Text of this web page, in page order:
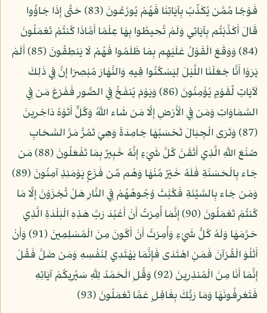
فَوْجًا مِّمَّن يُكَذِّبُ بِآيَاتِنَا فَهُمْ يُوزَعُونَ (83) حَتَّى إِذَا جَاؤُوا
قَالَ أَكَذَّبْتُم بِآيَاتِي وَلَمْ تُحِيطُوا بِهَا عِلْمًا أَمَّاذَا كُنتُمْ تَعْمَلُونَ
(84) وَوَقَعَ الْقَوْلُ عَلَيْهِم بِمَا ظَلَمُوا فَهُمْ لَا يَنطِقُونَ (85) أَلَمْ
يَرَوْا أَنَّا جَعَلْنَا اللَّيْلَ لِيَسْكُنُوا فِيهِ وَالنَّهَارَ مُبْصِرًا إِنَّ فِي ذَلِكَ
لَآيَاتٍ لِّقَوْمٍ يُؤْمِنُونَ (86) وَيَوْمَ يُنفَخُ فِي الصُّورِ فَفَزِعَ مَن فِي
السَّمَاوَاتِ وَمَن فِي الْأَرْضِ إِلَّا مَن شَاء اللَّهُ وَكُلٌّ أَتَوْهُ دَاخِرِينَ
(87) وَتَرَى الْجِبَالَ تَحْسَبُهَا جَامِدَةً وَهِيَ تَمُرُّ مَرَّ السَّحَابِ
صُنْعَ اللَّهِ الَّذِي أَتْقَنَ كُلَّ شَيْءٍ إِنَّهُ خَبِيرٌ بِمَا تَفْعَلُونَ (88) مَن
جَاء بِالْحَسَنَةِ فَلَهُ خَيْرٌ مِّنْهَا وَهُم مِّن فَزَعٍ يَوْمَئِذٍ آمِنُونَ (89)
وَمَن جَاء بِالسَّيِّئَةِ فَكُبَّتْ وُجُوهُهُمْ فِي النَّارِ هَلْ تُجْزَوْنَ إِلَّا مَا
كُنتُمْ تَعْمَلُونَ (90) إِنَّمَا أُمِرْتُ أَنْ أَعْبُدَ رَبَّ هَذِهِ الْبَلْدَةِ الَّذِي
حَرَّمَهَا وَلَهُ كُلُّ شَيْءٍ وَأُمِرْتُ أَنْ أَكُونَ مِنَ الْمُسْلِمِينَ (91) وَأَنْ
أَتْلُوَ الْقُرْآنَ فَمَنِ اهْتَدَى فَإِنَّمَا يَهْتَدِي لِنَفْسِهِ وَمَن ضَلَّ فَقُلْ
إِنَّمَا أَنَا مِنَ الْمُنذِرِينَ (92) وَقُلِ الْحَمْدُ لِلَّهِ سَيُرِيكُمْ آيَاتِهِ
فَتَعْرِفُونَهَا وَمَا رَبُّكَ بِغَافِلٍ عَمَّا تَعْمَلُونَ (93)